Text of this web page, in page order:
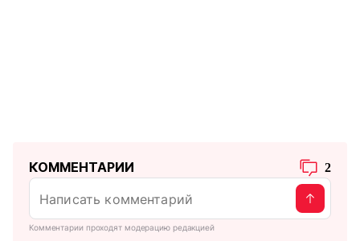
КОММЕНТАРИИ 2
Комментарии проходят модерацию редакцией